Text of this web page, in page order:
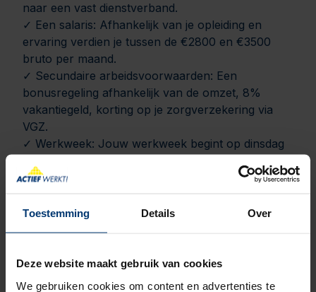
Toestemming Details Over
Deze website maakt gebruik van cookies
We gebruiken cookies om content en advertenties te
naar een vast dienstverband.
✓ Een salaris: Afhankelijk van je opleiding en
ervaring verdien je tussen de €2800 en €3500
bruto per maand.
✓ Secundaire arbeidsvoorwaarden: Een
bonusregeling afhankelijk van de omzet, 8%
vakantiegeld, korting op je zorgverzekering via
VGZ.
✓ Werkweek: Jouw werkweek begint op dinsdag
✓ Uren: 32 tot 40 uur per week.
✓ Reiskostenvergoeding: €0.23 per kilometer.
✓ Je werkt van dinsdag tot en met zaterdag, dus
donderdagavond.